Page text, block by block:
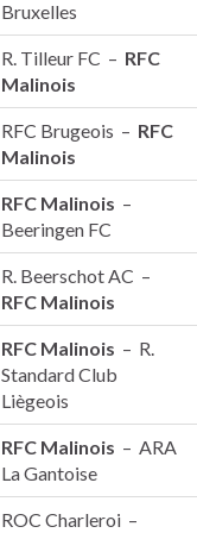
Bruxelles
R. Tilleur FC – RFC
Malinois
RFC Brugeois – RFC
Malinois
RFC Malinois –
Beeringen FC
R. Beerschot AC –
RFC Malinois
RFC Malinois – R.
Standard Club
Liègeois
RFC Malinois – ARA
La Gantoise
ROC Charleroi –